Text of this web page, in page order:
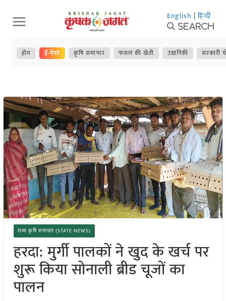
Skip
to
content
English | हिन्दी
Search
होम ई-पेपर कृषि समाचार फसल की खेती उद्यानिकी सरकारी
राज्य कृषि समाचार (STATE NEWS)
हरदा: मुर्गी पालकों ने खुद के खर्च पर
शुरू किया सोनाली ब्रीड चूजों का
पालन